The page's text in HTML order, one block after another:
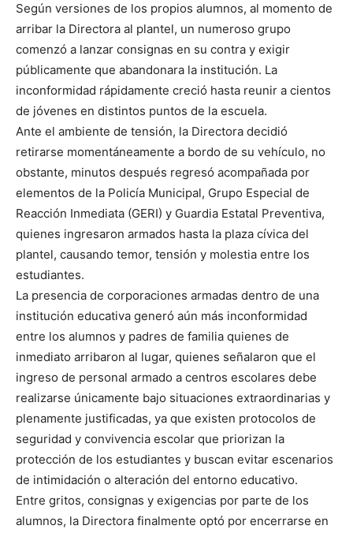
Según versiones de los propios alumnos, al momento de
arribar la Directora al plantel, un numeroso grupo
comenzó a lanzar consignas en su contra y exigir
públicamente que abandonara la institución. La
inconformidad rápidamente creció hasta reunir a cientos
de jóvenes en distintos puntos de la escuela.
Ante el ambiente de tensión, la Directora decidió
retirarse momentáneamente a bordo de su vehículo, no
obstante, minutos después regresó acompañada por
elementos de la Policía Municipal, Grupo Especial de
Reacción Inmediata (GERI) y Guardia Estatal Preventiva,
quienes ingresaron armados hasta la plaza cívica del
plantel, causando temor, tensión y molestia entre los
estudiantes.
La presencia de corporaciones armadas dentro de una
institución educativa generó aún más inconformidad
entre los alumnos y padres de familia quienes de
inmediato arribaron al lugar, quienes señalaron que el
ingreso de personal armado a centros escolares debe
realizarse únicamente bajo situaciones extraordinarias y
plenamente justificadas, ya que existen protocolos de
seguridad y convivencia escolar que priorizan la
protección de los estudiantes y buscan evitar escenarios
de intimidación o alteración del entorno educativo.
Entre gritos, consignas y exigencias por parte de los
alumnos, la Directora finalmente optó por encerrarse en